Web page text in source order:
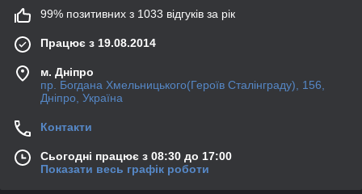
99% позитивних з 1033 відгуків за рік
Працює з 19.08.2014
м. Дніпро
пр. Богдана Хмельницького(Героїв Сталінграду), 156,
Дніпро, Україна
Контакти
Сьогодні працює з 08:30 до 17:00
Показати весь графік роботи